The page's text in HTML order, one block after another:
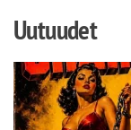
Uutuudet